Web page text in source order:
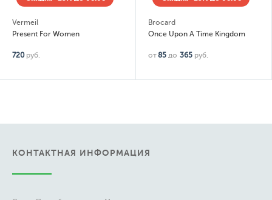
Vermeil
Present For Women
720 руб.
Brocard
Once Upon A Time Kingdom
от85 до 365 руб.
КОНТАКТНАЯ ИНФОРМАЦИЯ